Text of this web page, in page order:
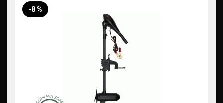
-8 %